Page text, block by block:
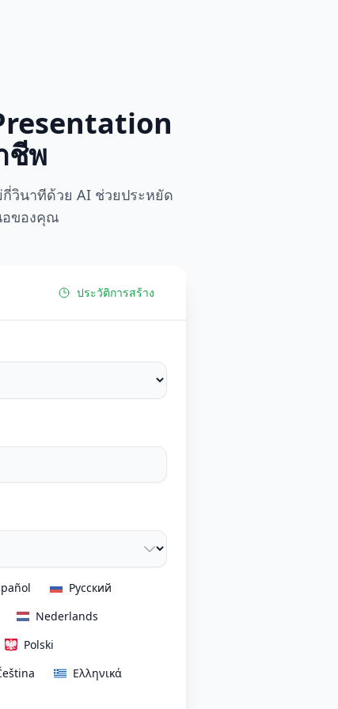
ชีพ
วินาทีด้วย AI ช่วยประหยัด
อของคุณ
ประวัติการสร้าง
Русский
Nederlands
Polski
Ελληνικά